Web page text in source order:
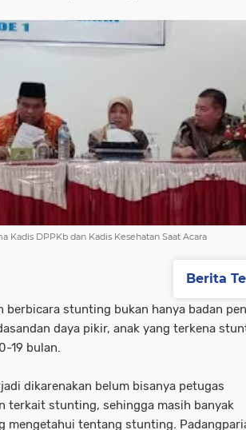
Kadis DPPKb dan Kadis Kesehatan Saat Acara
berbicara stunting bukan hanya badan
daya pikir, anak yang terkena
19 bulan.
dikarenakan belum bisanya petugas
terkait stunting, sehingga masih banyak
mengetahui tentang stunting.
Berita